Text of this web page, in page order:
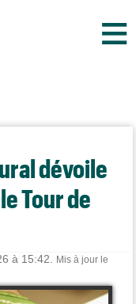
≡
dévoile
Tour de
à 15:42.
Mis à jour le